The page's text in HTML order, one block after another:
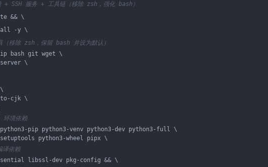
+ SSH 服务 + 工具链（移除 zsh，强化 bash）
&& \
-y \
（移除 zsh，保留 bash 并设为默认）
bash git wget \
\
cjk \
环境依赖
pip python3-venv python3-dev python3-full \
python3-wheel pipx \
译依赖
libssl-dev pkg-config && \